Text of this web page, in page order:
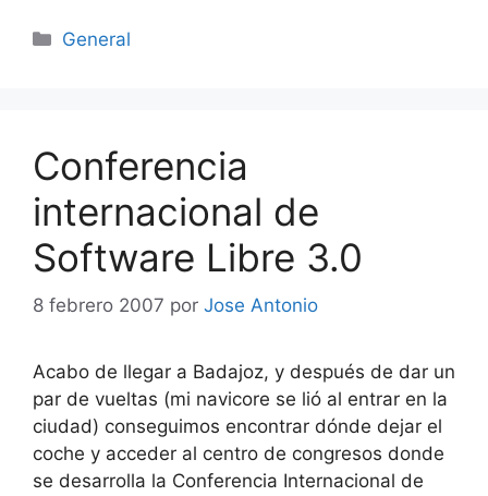
Categorías
General
Conferencia
internacional de
Software Libre 3.0
8 febrero 2007 por Jose Antonio
Acabo de llegar a Badajoz, y después de dar un
par de vueltas (mi navicore se lió al entrar en la
ciudad) conseguimos encontrar dónde dejar el
coche y acceder al centro de congresos donde
se desarrolla la Conferencia Internacional de